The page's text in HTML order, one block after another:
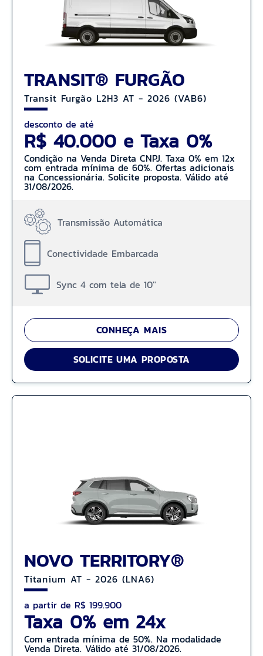
TRANSIT® FURGÃO
Transit Furgão L2H3 AT - 2026 (VAB6)
desconto de até
R$ 40.000 e Taxa 0%
Condição na Venda Direta CNPJ. Taxa 0% em 12x
com entrada mínima de 60%. Ofertas adicionais
na Concessionária. Solicite proposta. Válido até
31/08/2026.
Transmissão Automática
Conectividade Embarcada
Sync 4 com tela de 10''
CONHEÇA MAIS
SOLICITE UMA PROPOSTA
NOVO TERRITORY®
Titanium AT - 2026 (LNA6)
a partir de R$ 199.900
Taxa 0% em 24x
Com entrada mínima de 50%. Na modalidade
Venda Direta. Válido até 31/08/2026.